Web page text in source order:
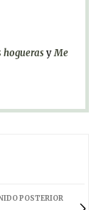
hogueras yMe
POSTERIOR